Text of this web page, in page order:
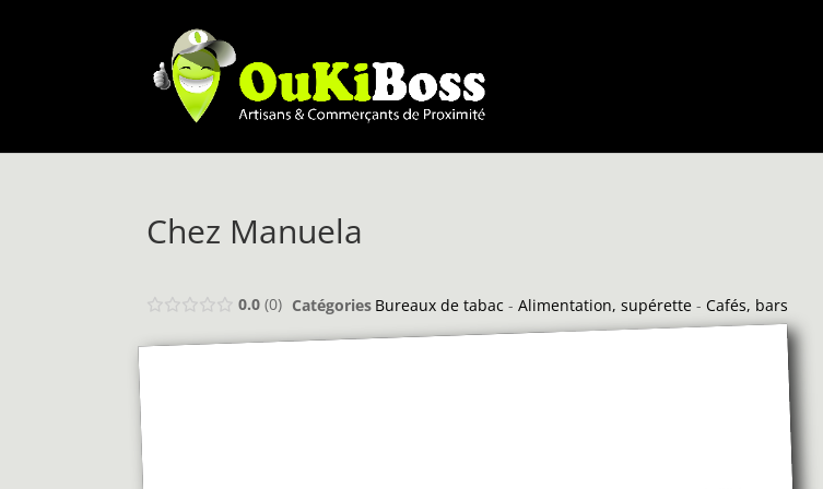
Chez Manuela
0.0 0 Catégories Bureaux de tabac - Alimentation, supérette- Cafés, bars